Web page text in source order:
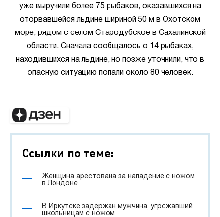
уже выручили более 75 рыбаков, оказавшихся на
оторвавшейся льдине шириной 50 м в Охотском
море, рядом с селом Стародубское в Сахалинской
области. Сначала сообщалось о 14 рыбаках,
находившихся на льдине, но позже уточнили, что в
опасную ситуацию попали около 80 человек.
Ссылки по теме:
Женщина арестована за нападение с ножом
в Лондоне
В Иркутске задержан мужчина, угрожавший
школьницам с ножом